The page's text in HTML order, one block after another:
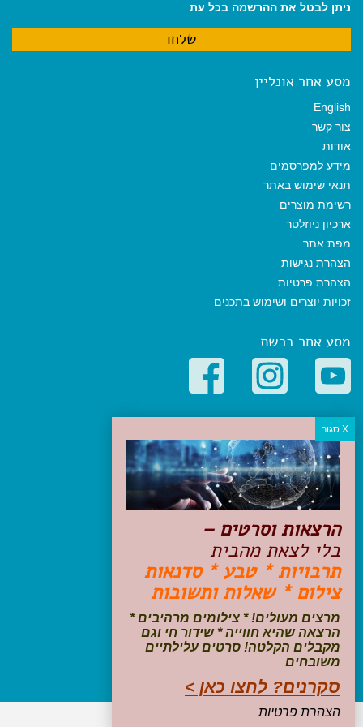
ניתן לבטל את ההרשמה בכל עת
מסע אחר אונליין
English
צור קשר
אודות
מידע למפרסמים
תנאי שימוש באתר
רשימת מוצרים
ארכיון ניוזלטר
מפת אתר
הצהרת נגישות
הצהרת פרטיות
זכויות יוצרים ושימוש בתכנים
מסע אחר ברשת
קטגוריות פופולריות
יעדים
טיולים בישראל
מלונות בוטיק בישראל
טיפים והמלצות
הכנות לנסיעה
טיולי ג'יפים
טיולים עם ילדים
שייט, הפלגות, קרוזים
עקבו אחרינו בפייסבוק
הרצאות וסרטים –
בלי לצאת מהבית
תרבויות * טבע * סדנאות
צילום * שאלות ותשובות
מרצים מעולים! * צילומים מרהיבים *
הרצאה שהיא חווייה * שידור חי וגם
מקבלים הקלטה! סרטים עלילתיים
משובחים
סקרנים? לחצו כאן >
הצהרת פרטיות